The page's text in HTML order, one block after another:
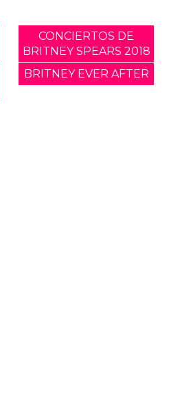
CONCIERTOS DE
BRITNEY SPEARS 2018
BRITNEY EVER AFTER